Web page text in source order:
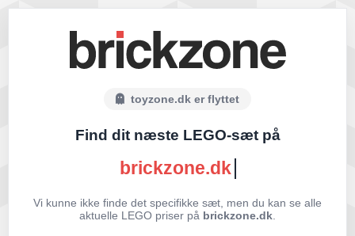
toyzone.dk er flyttet
Find dit næste LEGO-sæt på
brickzone.dk
Vi kunne ikke finde det specifikke sæt, men du kan se alle
aktuelle LEGO priser på brickzone.dk